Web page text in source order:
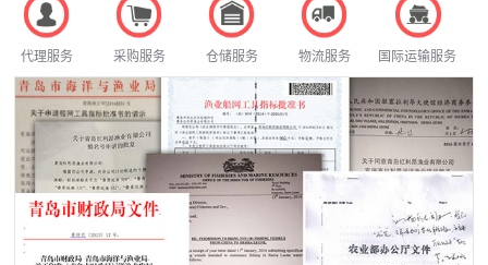
代理服务 采购服务 仓储服务 物流服务 国际运输服务